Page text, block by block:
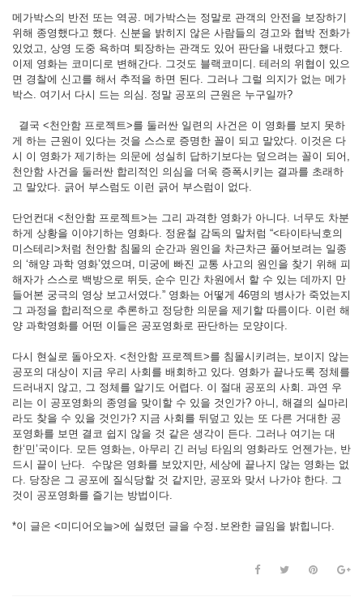
메가박스의 반전 또는 역공. 메가박스는 정말로 관객의 안전을 보장하기
위해 종영했다고 했다. 신분을 밝히지 않은 사람들의 경고와 협박 전화가
있었고, 상영 도중 욕하며 퇴장하는 관객도 있어 판단을 내렸다고 했다.
이제 영화는 코미디로 변해간다. 그것도 블랙코미디. 테러의 위협이 있으
면 경찰에 신고를 해서 추적을 하면 된다. 그러나 그럴 의지가 없는 메가
박스. 여기서 다시 드는 의심. 정말 공포의 근원은 누구일까?
결국 <천안함 프로젝트>를 둘러싼 일련의 사건은 이 영화를 보지 못하
게 하는 근원이 있다는 것을 스스로 증명한 꼴이 되고 말았다. 이것은 다
시 이 영화가 제기하는 의문에 성실히 답하기보다는 덮으려는 꼴이 되어,
천안함 사건을 둘러싼 합리적인 의심을 더욱 증폭시키는 결과를 초래하
고 말았다. 긁어 부스럼도 이런 긁어 부스럼이 없다.
단언컨대 <천안함 프로젝트>는 그리 과격한 영화가 아니다. 너무도 차분
하게 상황을 이야기하는 영화다. 정윤철 감독의 말처럼 “<타이타닉호의
미스테리>처럼 천안함 침몰의 순간과 원인을 차근차근 풀어보려는 일종
의 ‘해양 과학 영화’였으며, 미궁에 빠진 교통 사고의 원인을 찾기 위해 피
해자가 스스로 백방으로 뛰듯, 순수 민간 차원에서 할 수 있는 데까지 만
들어본 궁극의 영상 보고서였다.” 영화는 어떻게 46명의 병사가 죽었는지
그 과정을 합리적으로 추론하고 정당한 의문을 제기할 따름이다. 이런 해
양 과학영화를 어떤 이들은 공포영화로 판단하는 모양이다.
다시 현실로 돌아오자. <천안함 프로젝트>를 침몰시키려는, 보이지 않는
공포의 대상이 지금 우리 사회를 배회하고 있다. 영화가 끝나도록 정체를
드러내지 않고, 그 정체를 알기도 어렵다. 이 절대 공포의 사회. 과연 우
리는 이 공포영화의 종영을 맞이할 수 있을 것인가? 아니, 해결의 실마리
라도 찾을 수 있을 것인가? 지금 사회를 뒤덮고 있는 또 다른 거대한 공
포영화를 보면 결코 쉽지 않을 것 같은 생각이 든다. 그러나 여기는 대
한‘민’국이다. 모든 영화는, 아무리 긴 러닝 타임의 영화라도 언젠가는, 반
드시 끝이 난다. 수많은 영화를 보았지만, 세상에 끝나지 않는 영화는 없
다. 당장은 그 공포에 질식당할 것 같지만, 공포와 맞서 나가야 한다. 그
것이 공포영화를 즐기는 방법이다.
*이 글은 <미디어오늘>에 실렸던 글을 수정․보완한 글임을 밝힙니다.